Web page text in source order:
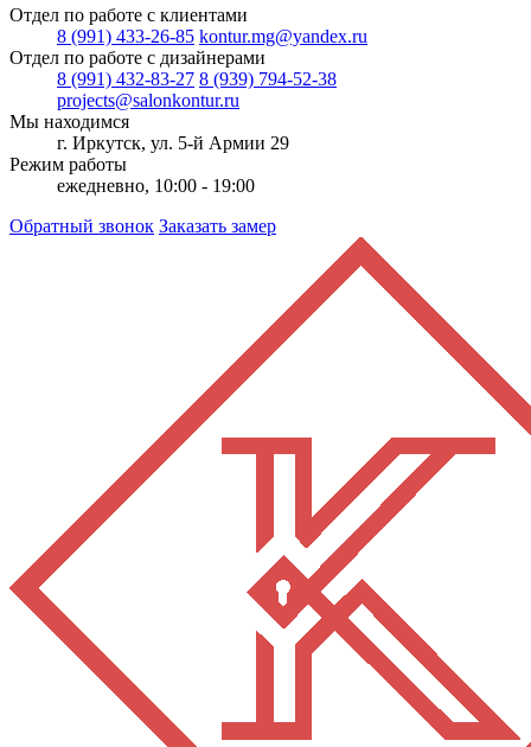
Отдел по работе с клиентами
8 (991) 433-26-85 kontur.mg@yandex.ru
Отдел по работе с дизайнерами
8 (991) 432-83-27 8 (939) 794-52-38
projects@salonkontur.ru
Мы находимся
г. Иркутск, ул. 5-й Армии 29
Режим работы
ежедневно, 10:00 - 19:00
Обратный звонок Заказать замер